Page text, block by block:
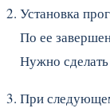
Установка
По ее
Нужно сделать
При